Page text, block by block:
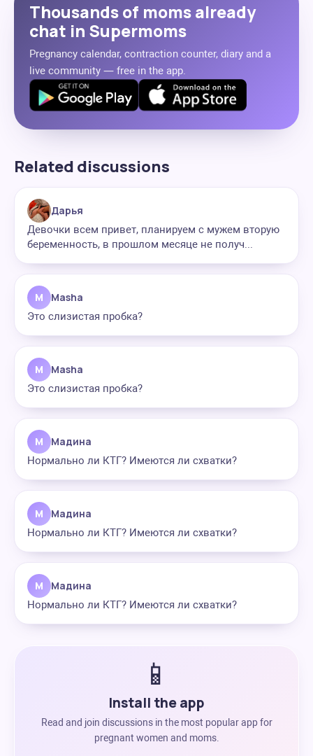
Thousands of moms already
chat in Supermoms
Pregnancy calendar, contraction counter, diary and a
live community — free in the app.
Related discussions
Дарья
Девочки всем привет, планируем с мужем вторую
беременность, в прошлом месяце не получ...
M Masha
Это слизистая пробка?
M Masha
Это слизистая пробка?
М Мадина
Нормально ли КТГ? Имеются ли схватки?
М Мадина
Нормально ли КТГ? Имеются ли схватки?
М Мадина
Нормально ли КТГ? Имеются ли схватки?
📱
Install the app
Read and join discussions in the most popular app for
pregnant women and moms.